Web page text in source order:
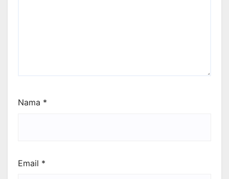
Nama *
Email *